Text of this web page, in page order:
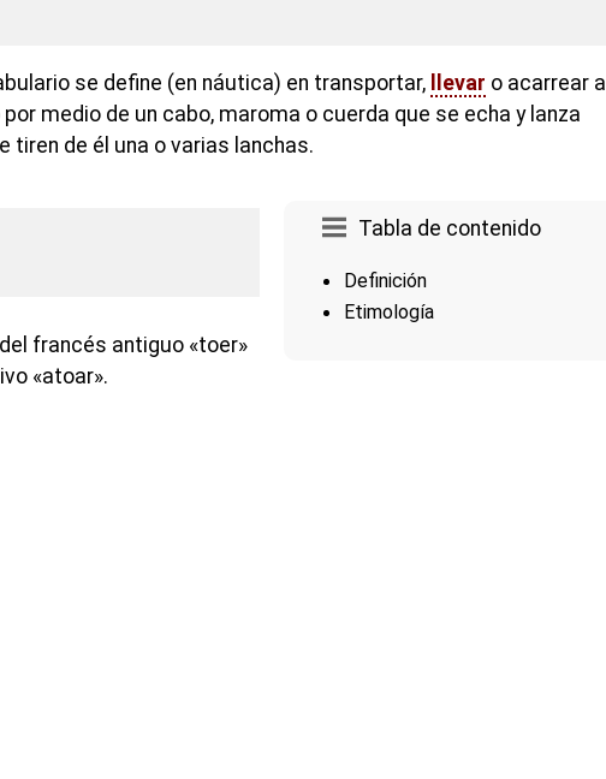
se define (en náutica) en transportar, llevar o acarrear a
medio de un cabo, maroma o cuerda que se echa y lanza
tiren de él una o varias lanchas.
Tabla de contenido
Definición
Etimología
francés antiguo «toer»
«atoar».